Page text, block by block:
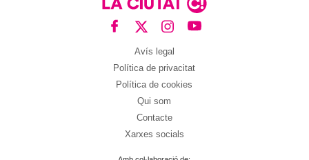
Avís legal
Política de privacitat
Política de cookies
Qui som
Contacte
Xarxes socials